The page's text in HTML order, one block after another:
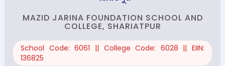
MAZID JARINA FOUNDATION SCHOOL AND
COLLEGE, SHARIATPUR
School Code: 6061 || College Code: 6028 || EIIN:
136825